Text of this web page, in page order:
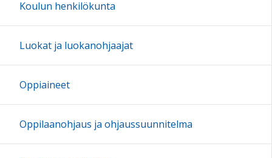
Koulun henkilökunta
Luokat ja luokanohjaajat
Oppiaineet
Oppilaanohjaus ja ohjaussuunnitelma